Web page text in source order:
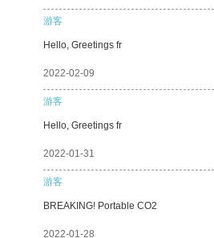
游客
Hello, Greetings fr
2022-02-09
游客
Hello, Greetings fr
2022-01-31
游客
BREAKING! Portable CO2
2022-01-28